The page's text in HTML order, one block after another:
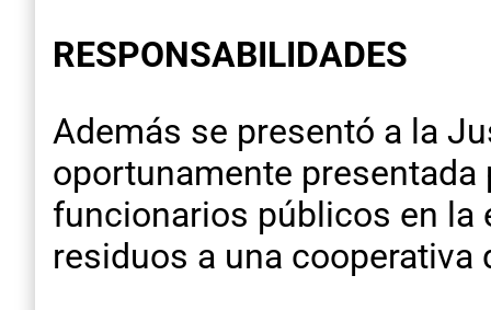
RESPONSABILIDADES
Además se presentó a la
oportunamente
funcionarios públicos en la
residuos a una cooperativa